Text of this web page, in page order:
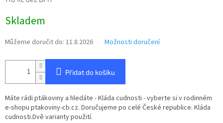
cena:
Skladem
Můžeme doručit do: 11.8.2026 Možnosti doručení
Přidat do košíku
Máte rádi ptákoviny a hledáte - Kláda cudnosti - vyberte si v rodinném
e-shopu ptakoviny-cb.cz. Doručujeme po celé České republice. Kláda
cudnosti.Dvě varianty použití.